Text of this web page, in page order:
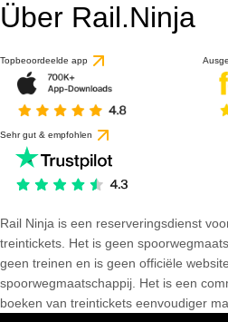
Über Rail.Ninja
Topbeoordeelde app
Sehr gut & empfohlen
Rail Ninja is een reserveringsdienst
treintickets. Het is geen
geen treinen en is geen officiële
spoorwegmaatschappij. Het is een
boeken van treintickets eenvoudiger